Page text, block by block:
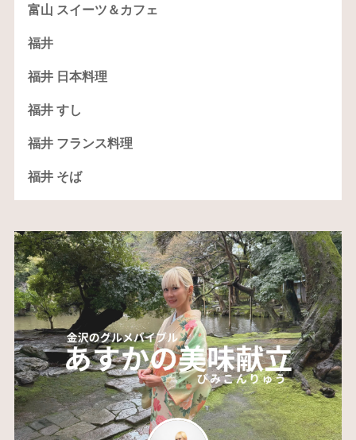
富山 スイーツ＆カフェ
福井
福井 日本料理
福井 すし
福井 フランス料理
福井 そば